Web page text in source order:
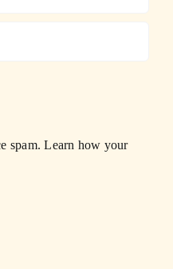
spam.Learn how your